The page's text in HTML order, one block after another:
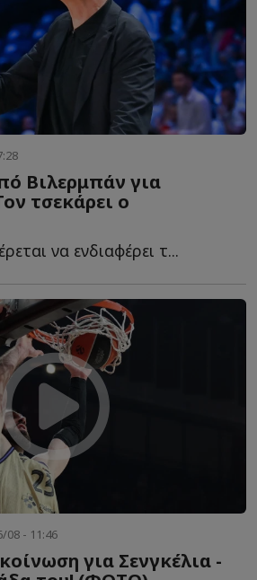
Βιλερμπάν για
τσεκάρει ο
να ενδιαφέρει τ...
08 - 11:46
για Σενγκέλια -